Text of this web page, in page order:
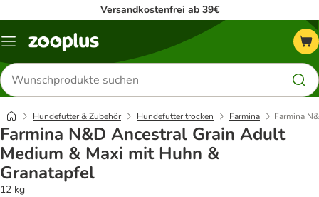
Versandkostenfrei ab 39€
Menü
Produkte
suchen
Hundefutter & Zubehör Hundefutter trocken Farmina Farmina
Farmina N&D Ancestral Grain Adult
Medium & Maxi mit Huhn &
Granatapfel
12 kg